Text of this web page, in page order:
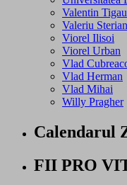
Valentin Tigau
Valeriu Sterian
Viorel Ilisoi
Viorel Urban
Vlad
Vlad Herman
Vlad Mihai
Willy Pragher
Calendarul
FII PRO